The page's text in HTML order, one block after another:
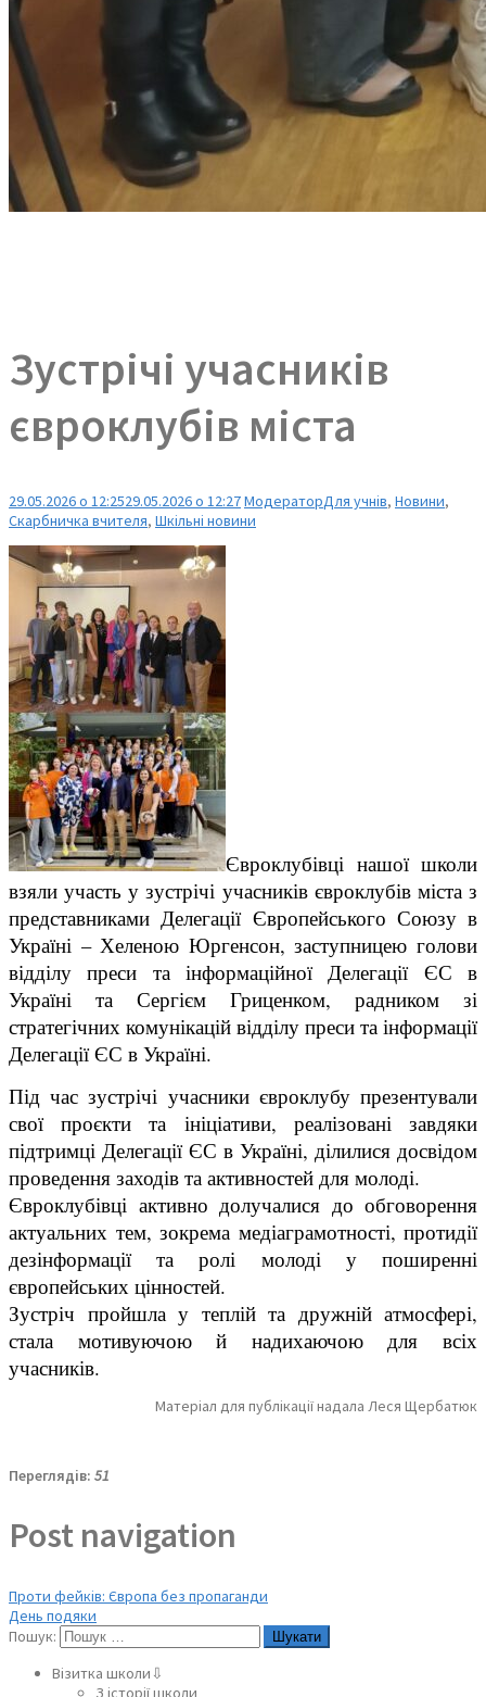
Зустрічі учасників
євроклубів міста
29.05.2026 о 12:2529.05.2026 о 12:27МодераторДля учнів, Новини,
Скарбничка вчителя, Шкільні новини
Євроклубівці нашої школи
взяли участь у зустрічі учасників євроклубів міста з
представниками Делегації Європейського Союзу в
Україні – Хеленою Юргенсон, заступницею голови
відділу преси та інформаційної Делегації ЄС в
Україні та Сергієм Гриценком, радником зі
стратегічних комунікацій відділу преси та інформації
Делегації ЄС в Україні.
Під час зустрічі учасники євроклубу презентували
свої проєкти та ініціативи, реалізовані завдяки
підтримці Делегації ЄС в Україні, ділилися досвідом
проведення заходів та активностей для молоді.
Євроклубівці активно долучалися до обговорення
актуальних тем, зокрема медіаграмотності, протидії
дезінформації та ролі молоді у поширенні
європейських цінностей.
Зустріч пройшла у теплій та дружній атмосфері,
стала мотивуючою й надихаючою для всіх
учасників.
Матеріал для публікації надала Леся Щербатюк
Переглядів: 51
Post navigation
Проти фейків: Європа без пропаганди
День подяки
Пошук:
Візитка школи⇩
З історії школи